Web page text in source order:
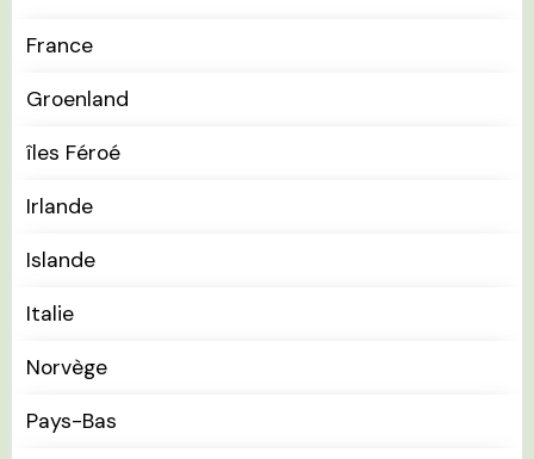
France
Groenland
îles Féroé
Irlande
Islande
Italie
Norvège
Pays-Bas